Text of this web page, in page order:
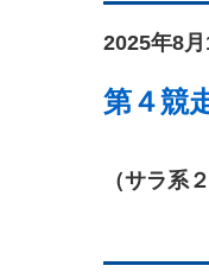
2025年8月
第４競
（サラ系